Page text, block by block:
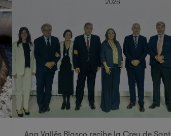
Ana Vallés Blasco recibe la Creu de Sant